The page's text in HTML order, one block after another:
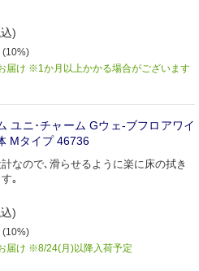
)
(10%)
届け ※1か月以上かかる場合がございます
ユニ･チャーム Gウェ-ブフロアワイ
Mタイプ 46736
なので､滑らせるように楽に床の拭き
｡
)
(10%)
届け ※8/24(月)以降入荷予定